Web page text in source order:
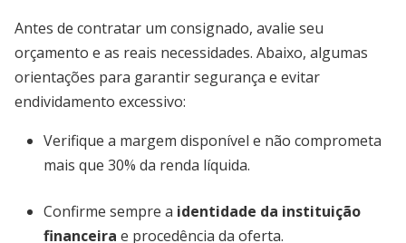
Antes de contratar um consignado, avalie seu
orçamento e as reais necessidades. Abaixo, algumas
orientações para garantir segurança e evitar
endividamento excessivo:
Verifique a margem disponível e não comprometa
mais que 30% da renda líquida.
Confirme sempre a identidade da instituição
financeira e procedência da oferta.